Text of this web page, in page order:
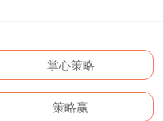
掌心策略
策略赢